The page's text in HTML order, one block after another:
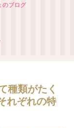
のブログ
種類がたく
れぞれの特